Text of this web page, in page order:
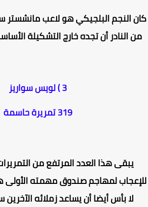
النجم البلجيكي هو لاعب مانشستر
النادر أن تجده خارج التشكيلة
319 تمريرة حاسمة
يبقى هذا العدد المرتفع من
لمهاجم صندوق مهمته الأولى
لا بأس أيضا أن يساعد زملائه الآخرين